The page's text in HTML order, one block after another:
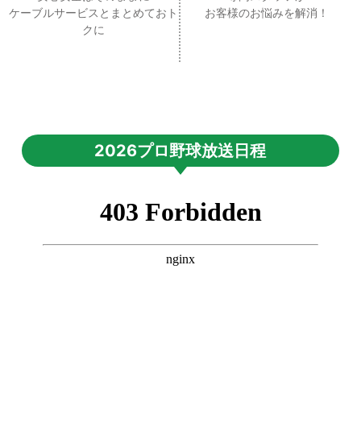
ケーブルサービスとまとめておト
クに
お客様のお悩みを解消！
2026プロ野球放送日程